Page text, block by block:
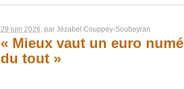
29 juin 2026, par Jézabel Couppey-Soubeyran
« Mieux vaut un euro
du tout »